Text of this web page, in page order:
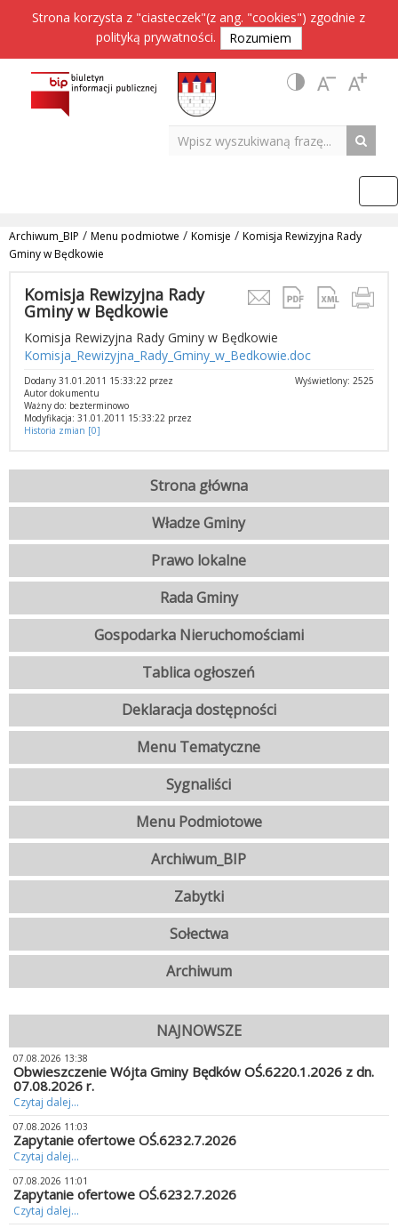
Strona korzysta z "ciasteczek"(z ang. "cookies") zgodnie z
polityką prywatności. Rozumiem
Archiwum_BIP / Menu podmiotwe / Komisje / Komisja Rewizyjna Rady
Gminy w Będkowie
Komisja Rewizyjna Rady
Gminy w Będkowie
Komisja Rewizyjna Rady Gminy w Będkowie
Komisja_Rewizyjna_Rady_Gminy_w_Bedkowie.doc
Wyświetlony: 2525
Dodany 31.01.2011 15:33:22 przez
Autor dokumentu
Ważny do: bezterminowo
Modyfikacja: 31.01.2011 15:33:22 przez
Historia zmian [0]
Strona główna
Władze Gminy
Prawo lokalne
Rada Gminy
Gospodarka Nieruchomościami
Tablica ogłoszeń
Deklaracja dostępności
Menu Tematyczne
Sygnaliści
Menu Podmiotowe
Archiwum_BIP
Zabytki
Sołectwa
Archiwum
NAJNOWSZE
07.08.2026 13:38
Obwieszczenie Wójta Gminy Będków OŚ.6220.1.2026 z dn.
07.08.2026 r.
Czytaj dalej...
07.08.2026 11:03
Zapytanie ofertowe OŚ.6232.7.2026
Czytaj dalej...
07.08.2026 11:01
Zapytanie ofertowe OŚ.6232.7.2026
Czytaj dalej...